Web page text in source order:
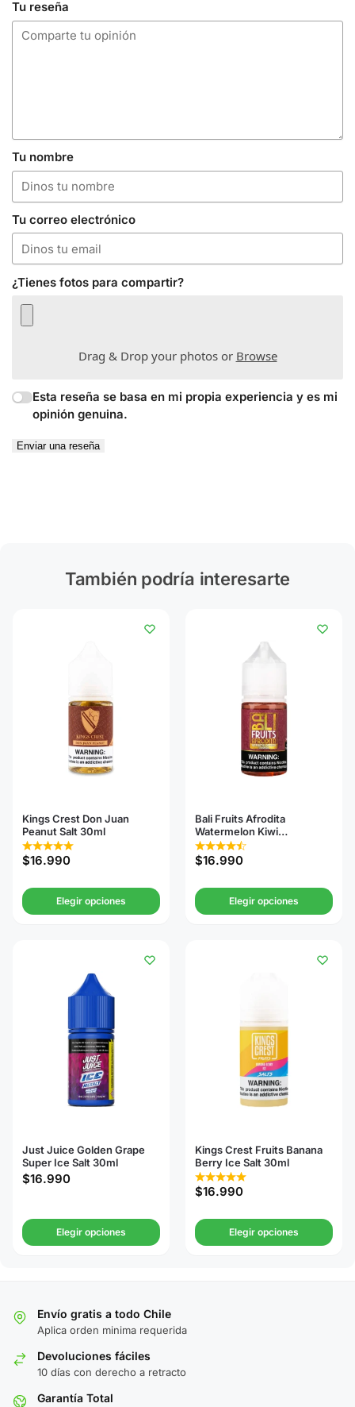
Tu reseña
Tu nombre
Tu correo electrónico
¿Tienes fotos para compartir?
Drag & Drop your photos or Browse
Esta reseña se basa en mi propia experiencia y es mi
opinión genuina.
Enviar una reseña
También podría interesarte
Kings Crest Don Juan
Peanut Salt 30ml
$16.990
Elegir opciones
Bali Fruits Afrodita
Watermelon Kiwi
Strawberry Salt 30ml
$16.990
Elegir opciones
Just Juice Golden Grape
Super Ice Salt 30ml
$16.990
Elegir opciones
Kings Crest Fruits Banana
Berry Ice Salt 30ml
$16.990
Elegir opciones
Envío gratis a todo Chile
Aplica orden minima requerida
Devoluciones fáciles
10 días con derecho a retracto
Garantía Total